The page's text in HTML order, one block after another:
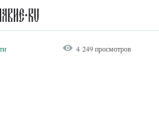
4 249 просмотров